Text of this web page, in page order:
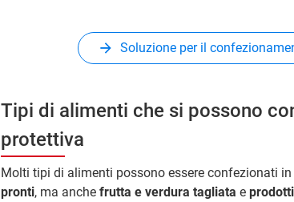
Soluzione per il
Tipi di alimenti che si possono
protettiva
Molti tipi di alimenti possono essere confezionati
pronti, ma anche frutta e verdura tagliata e